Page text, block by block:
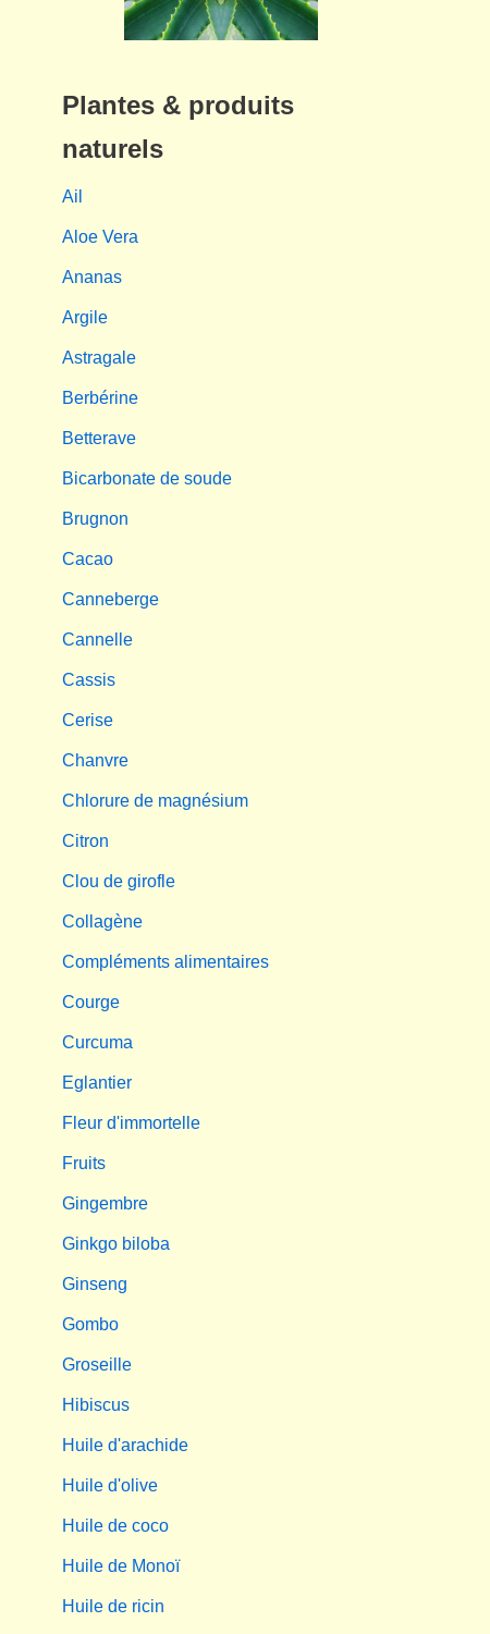
Plantes & produits
naturels
Ail
Aloe Vera
Ananas
Argile
Astragale
Berbérine
Betterave
Bicarbonate de soude
Brugnon
Cacao
Canneberge
Cannelle
Cassis
Cerise
Chanvre
Chlorure de magnésium
Citron
Clou de girofle
Collagène
Compléments alimentaires
Courge
Curcuma
Eglantier
Fleur d'immortelle
Fruits
Gingembre
Ginkgo biloba
Ginseng
Gombo
Groseille
Hibiscus
Huile d'arachide
Huile d'olive
Huile de coco
Huile de Monoï
Huile de ricin